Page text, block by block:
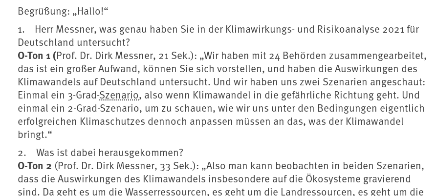
Begrüßung: „Hallo!“
1. Herr Messner, was genau haben Sie in der Klimawirkungs- und Risikoanalyse 2021 für
Deutschland untersucht?
O-Ton 1 (Prof. Dr. Dirk Messner, 21 Sek.): „Wir haben mit 24 Behörden zusammengearbeitet,
das ist ein großer Aufwand, können Sie sich vorstellen, und haben die Auswirkungen des
Klimawandels auf Deutschland untersucht. Und wir haben uns zwei Szenarien angeschaut:
Einmal ein 3-Grad-Szenario, also wenn Klimawandel in die gefährliche Richtung geht. Und
einmal ein 2-Grad-Szenario, um zu schauen, wie wir uns unter den Bedingungen eigentlich
erfolgreichen Klimaschutzes dennoch anpassen müssen an das, was der Klimawandel
bringt.“
2. Was ist dabei herausgekommen?
O-Ton 2 (Prof. Dr. Dirk Messner, 33 Sek.): „Also man kann beobachten in beiden Szenarien,
dass die Auswirkungen des Klimawandels insbesondere auf die Ökosysteme gravierend
sind. Da geht es um die Wasserressourcen, es geht um die Landressourcen, es geht um die